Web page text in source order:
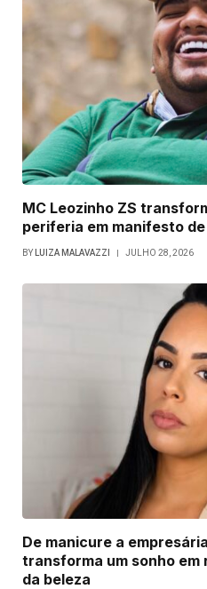
MC Leozinho ZS
periferia em manifesto de
BY LUIZA MALAVAZZI JULHO 28, 2026
De manicure a
transforma um sonho
da beleza